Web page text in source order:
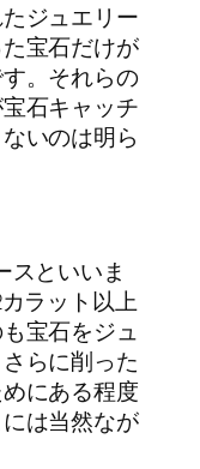
ジュエリー
宝石だけが
。それらの
石キャッチ
いのは明ら
スといいま
ラット以上
宝石をジュ
らに削った
にある程度
は当然なが